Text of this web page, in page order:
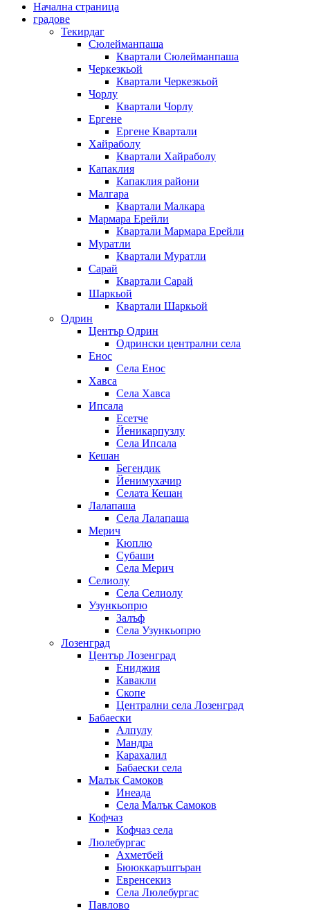
Начална страница
градове
Текирдаг
Сюлейманпаша
Квартали Сюлейманпаша
Черкезкьой
Квартали Черкезкьой
Чорлу
Квартали Чорлу
Ергене
Ергене Квартали
Хайраболу
Квартали Хайраболу
Капаклия
Капаклия райони
Малгара
Квартали Малкара
Мармара Ерейли
Квартали Мармара Ерейли
Муратли
Квартали Муратли
Сарай
Квартали Сарай
Шаркьой
Квартали Шаркьой
Одрин
Център Одрин
Одрински централни села
Енос
Села Енос
Хавса
Села Хавса
Ипсала
Есетче
Йеникарпузлу
Села Ипсала
Кешан
Бегендик
Йенимухачир
Селата Кешан
Лалапаша
Села Лалапаша
Мерич
Кюплю
Субаши
Села Мерич
Селиолу
Села Селиолу
Узункьопрю
Залъф
Села Узункьопрю
Лозенград
Център Лозенград
Ениджия
Кавакли
Скопе
Централни села Лозенград
Бабаески
Алпулу
Мандра
Карахалил
Бабаески села
Малък Самоков
Инеада
Села Малък Самоков
Кофчаз
Кофчаз села
Люлебургас
Ахметбей
Бююккаръштъран
Евренсекиз
Села Люлебургас
Павлово